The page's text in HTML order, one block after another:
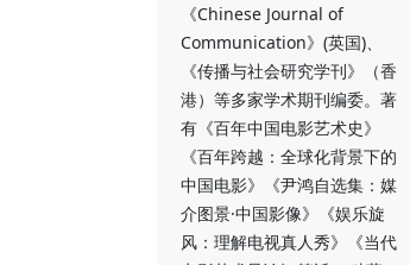
《Chinese Journal of
Communication》(英国)、
《传播与社会研究学刊》（香
港）等多家学术期刊编委。著
有《百年中国电影艺术史》
《百年跨越：全球化背景下的
中国电影》《尹鸿自选集：媒
介图景·中国影像》《娱乐旋
风：理解电视真人秀》《当代